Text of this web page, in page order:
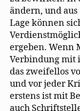
ändern, und
Lage können
ergeben. Wenn
Verbindung mit
das zweifellos
und vor jeder
erstens ist mit
auch